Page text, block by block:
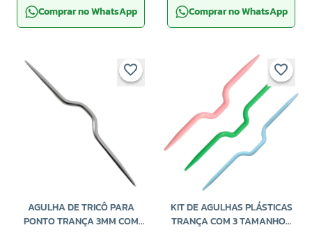
Comprar no WhatsApp Comprar no WhatsApp
AGULHA DE TRICÔ PARA
PONTO TRANÇA 3MM COM
KIT DE AGULHAS PLÁSTICAS
TRANÇA COM 3 TAMANHOS